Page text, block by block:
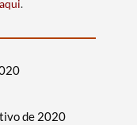
aqui.
de 2020